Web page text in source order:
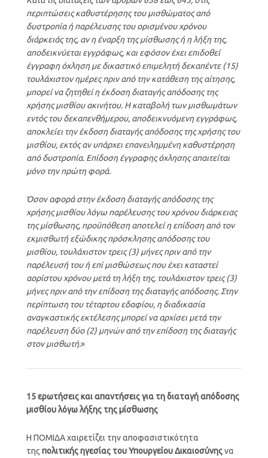
περιπτώσεις καθυστέρησης του μισθώματος από
δυστροπία ή παρέλευσης του ορισμένου χρόνου
διάρκειάς της, αν η έναρξη της μίσθωσης ή η λήξη της,
αποδεικνύεται εγγράφως, και εφόσον έχει επιδοθεί
έγγραφη όχληση με δικαστικό επιμελητή δεκαπέντε (15)
τουλάχιστον ημέρες πριν από την κατάθεση της αίτησης,
μπορεί να ζητηθεί η έκδοση διαταγής απόδοσης της
χρήσης μισθίου ακινήτου. Η καταβολή των μισθωμάτων
εντός του δεκαπενθήμερου, αποδεικνυόμενη εγγράφως,
αποκλείει την έκδοση διαταγής απόδοσης της χρήσης του
μισθίου, εκτός αν υπάρχει επανειλημμένη καθυστέρηση
από δυστροπία. Επίδοση έγγραφης όχλησης απαιτείται
μόνο την πρώτη φορά.
Όσον αφορά στην έκδοση διαταγής απόδοσης της
χρήσης μισθίου λόγω παρέλευσης του χρόνου διάρκειας
της μίσθωσης, προϋπόθεση αποτελεί η επίδοση από τον
εκμισθωτή εξώδικης πρόσκλησης απόδοσης του
μισθίου, τουλάχιστον τρεις (3) μήνες πριν από την
παρέλευσή του ή επί μισθώσεως που έχει καταστεί
αορίστου χρόνου μετά τη λήξη της, τουλάχιστον τρεις (3)
μήνες πριν από την επίδοση της διαταγής απόδοσης. Στην
περίπτωση του τέταρτου εδαφίου, η διαδικασία
αναγκαστικής εκτέλεσης μπορεί να αρχίσει μετά την
παρέλευση δύο (2) μηνών από την επίδοση της διαταγής
στον μισθωτή.»
15 ερωτήσεις και απαντήσεις για τη διαταγή απόδοσης
μισθίου λόγω λήξης της μίσθωσης
Η ΠΟΜΙΔΑ χαιρετίζει την αποφασιστικότητα
της πολιτικής ηγεσίας του Υπουργείου Δικαιοσύνηςνα